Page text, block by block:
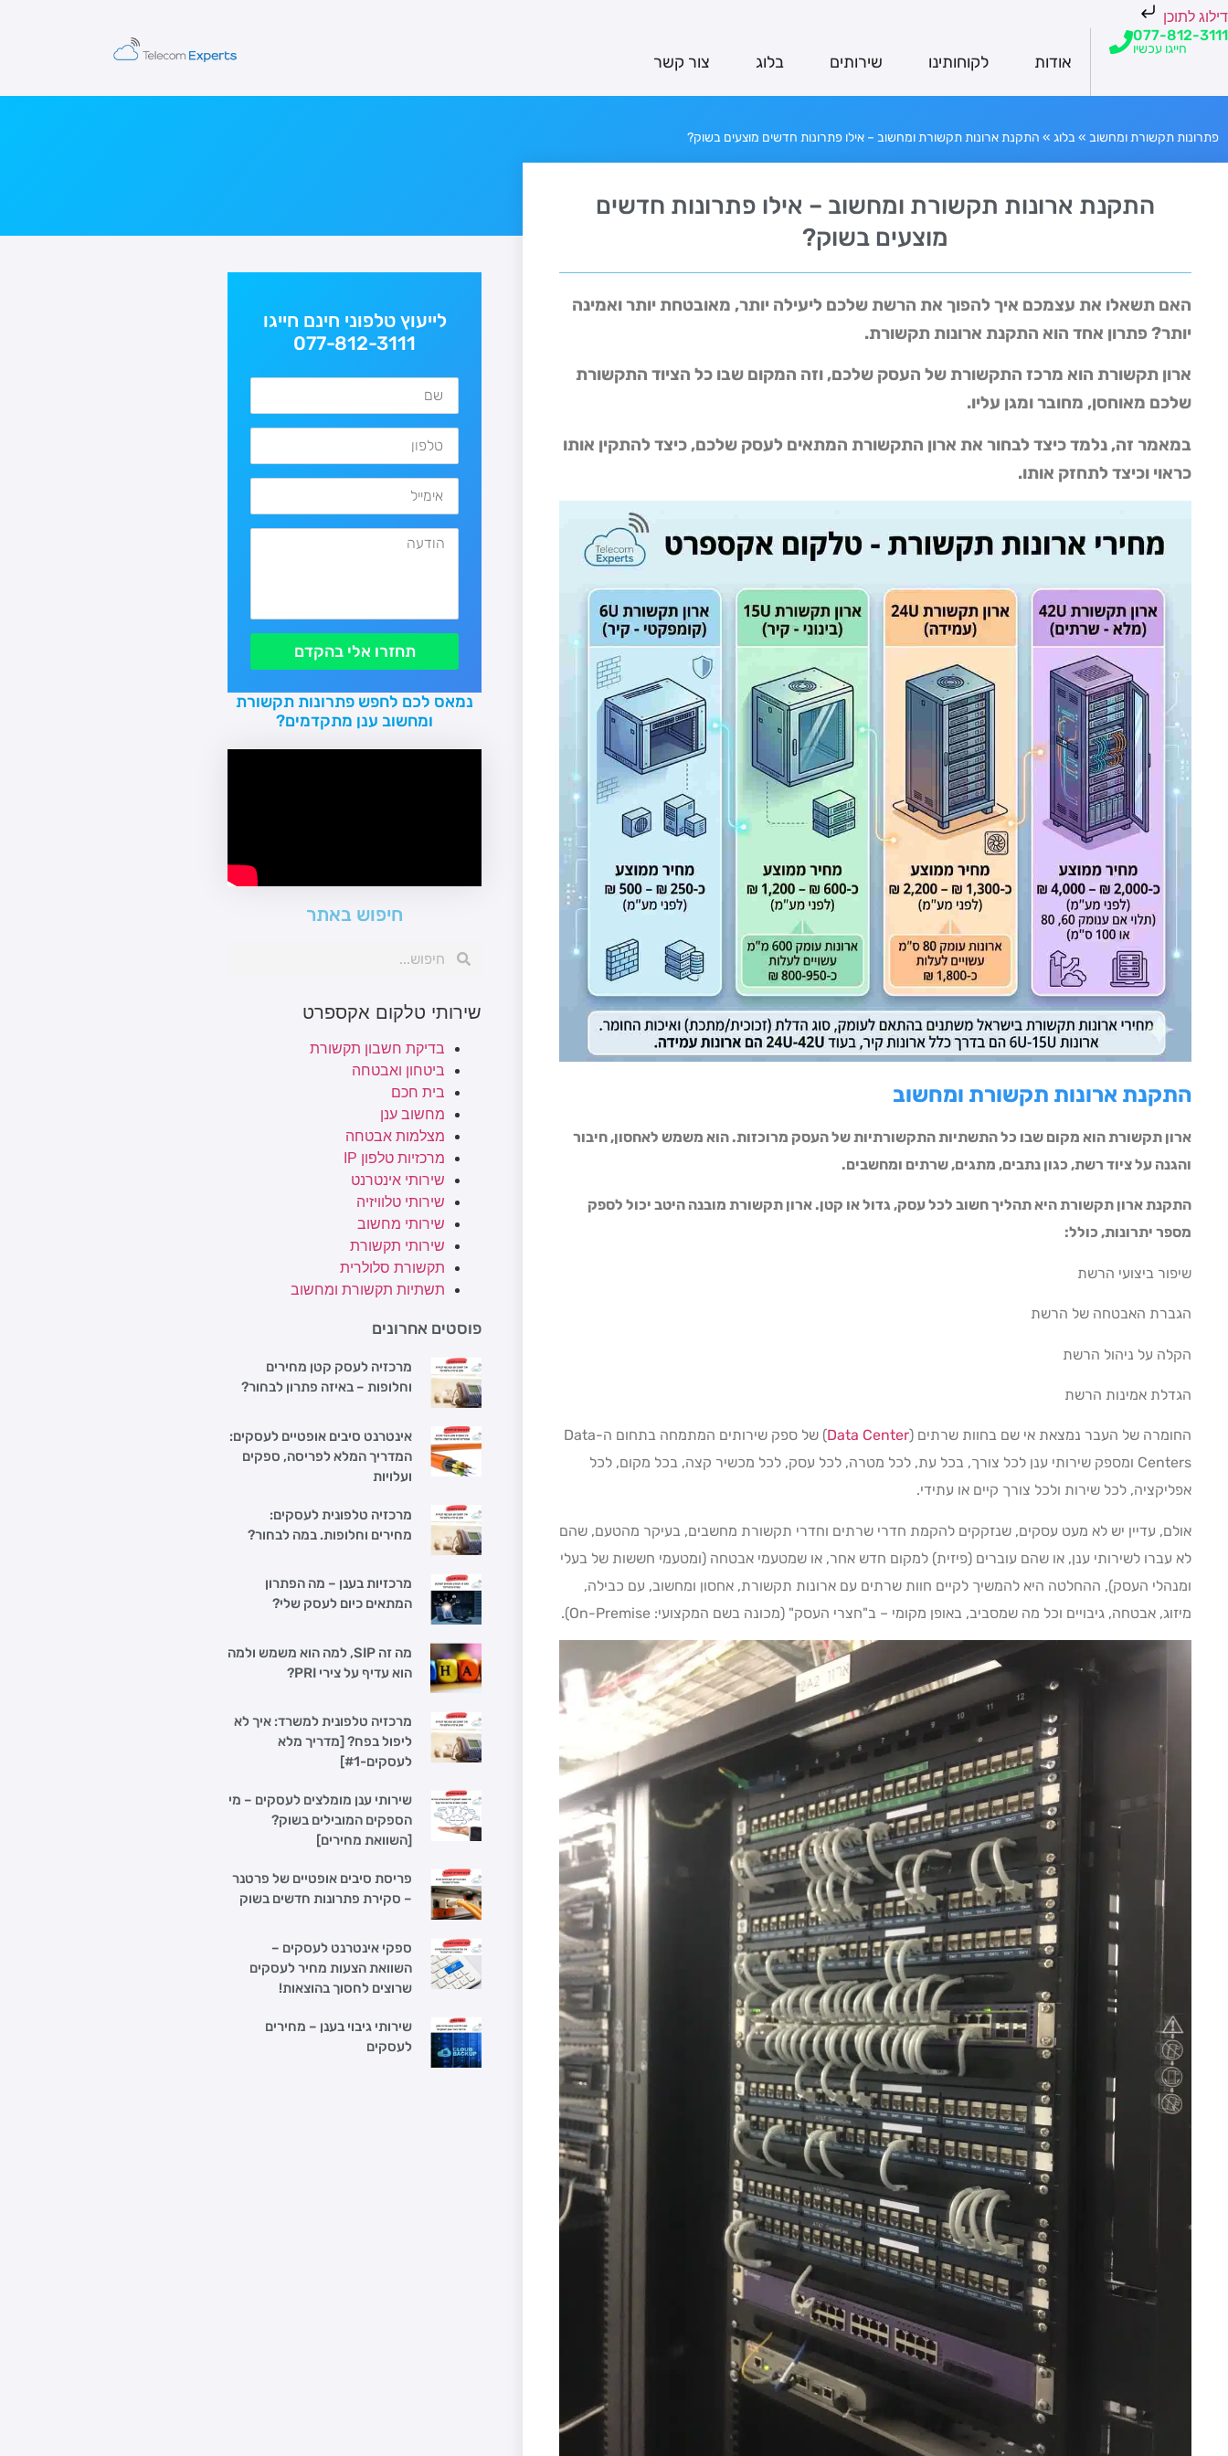
דילוג לתוכן
077-812-3111
חייגו עכשיו
אודות לקוחותינו שירותים בלוג צור קשר
פתרונות תקשורת ומחשוב »בלוג » התקנת ארונות תקשורת ומחשוב – אילו פתרונות חדשים מוצעים בשוק?
התקנת ארונות תקשורת ומחשוב – אילו פתרונות חדשים
מוצעים בשוק?
האם תשאלו את עצמכם איך להפוך את הרשת שלכם ליעילה יותר, מאובטחת יותר ואמינה
יותר? פתרון אחד הוא התקנת ארונות תקשורת.
ארון תקשורת הוא מרכז התקשורת של העסק שלכם, וזה המקום שבו כל הציוד התקשורת
שלכם מאוחסן, מחובר ומגן עליו.
במאמר זה, נלמד כיצד לבחור את ארון התקשורת המתאים לעסק שלכם, כיצד להתקין אותו
כראוי וכיצד לתחזק אותו.
התקנת ארונות תקשורת ומחשוב
ארון תקשורת הוא מקום שבו כל התשתיות התקשורתיות של העסק מרוכזות. הוא משמש לאחסון, חיבור
והגנה על ציוד רשת, כגון נתבים, מתגים, שרתים ומחשבים.
התקנת ארון תקשורת היא תהליך חשוב לכל עסק, גדול או קטן. ארון תקשורת מובנה היטב יכול לספק
מספר יתרונות, כולל:
שיפור ביצועי הרשת
הגברת האבטחה של הרשת
הקלה על ניהול הרשת
הגדלת אמינות הרשת
החומרה של העבר נמצאת אי שם בחוות שרתים (Data Center
) של ספק שירותים המתמחה בתחום ה-Data
Centers ומספק שירותי ענן לכל צורך, בכל עת, לכל מטרה, לכל עסק, לכל מכשיר קצה, בכל מקום, לכל
אפליקציה, לכל שירות ולכל צורך קיים או עתידי.
אולם, עדיין יש לא מעט עסקים, שנזקקים להקמת חדרי שרתים וחדרי תקשורת מחשבים, בעיקר מהטעם, שהם
לא עברו לשירותי ענן, או שהם עוברים (פיזית) למקום חדש אחר, או שמטעמי אבטחה (ומטעמי חששות של בעלי
ומנהלי העסק), ההחלטה היא להמשיך לקיים חוות שרתים עם ארונות תקשורת, אחסון ומחשוב, עם כבילה,
מיזוג, אבטחה, גיבויים וכל מה שמסביב, באופן מקומי – ב"חצרי העסק" (מכונה בשם המקצועי: On-Premise).
לייעוץ טלפוני חינם חייגו
077-812-3111
תחזרו אלי בהקדם
נמאס לכם לחפש פתרונות תקשורת
ומחשוב ענן מתקדמים?
חיפוש באתר
שירותי טלקום אקספרט
בדיקת חשבון תקשורת
ביטחון ואבטחה
בית חכם
מחשוב ענן
מצלמות אבטחה
מרכזיות טלפון IP
שירותי אינטרנט
שירותי טלוויזיה
שירותי מחשוב
שירותי תקשורת
תקשורת סלולרית
תשתיות תקשורת ומחשוב
פוסטים אחרונים
מרכזיה לעסק קטן מחירים
וחלופות – באיזה פתרון לבחור?
אינטרנט סיבים אופטיים לעסקים:
המדריך המלא לפריסה, ספקים
ועלויות
מרכזיה טלפונית לעסקים:
מחירים וחלופות. במה לבחור?
מרכזיות בענן – מה הפתרון
המתאים כיום לעסק שלי?
מה זה SIP, למה הוא משמש ולמה
הוא עדיף על צירי PRI?
מרכזיה טלפונית למשרד: איך לא
ליפול בפח? [מדריך מלא
לעסקים-#1]
שירותי ענן מומלצים לעסקים – מי
הספקים המובילים בשוק?
[השוואת מחירים]
פריסת סיבים אופטיים של פרטנר
– סקירת פתרונות חדשים בשוק
ספקי אינטרנט לעסקים –
השוואת הצעות מחיר לעסקים
שרוצים לחסוך בהוצאות!
שירותי גיבוי בענן – מחירים
לעסקים